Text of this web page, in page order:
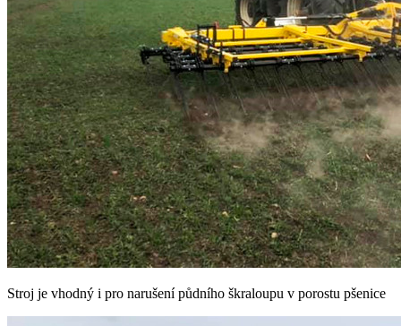
Stroj je vhodný i pro narušení půdního škraloupu v porostu pšenice